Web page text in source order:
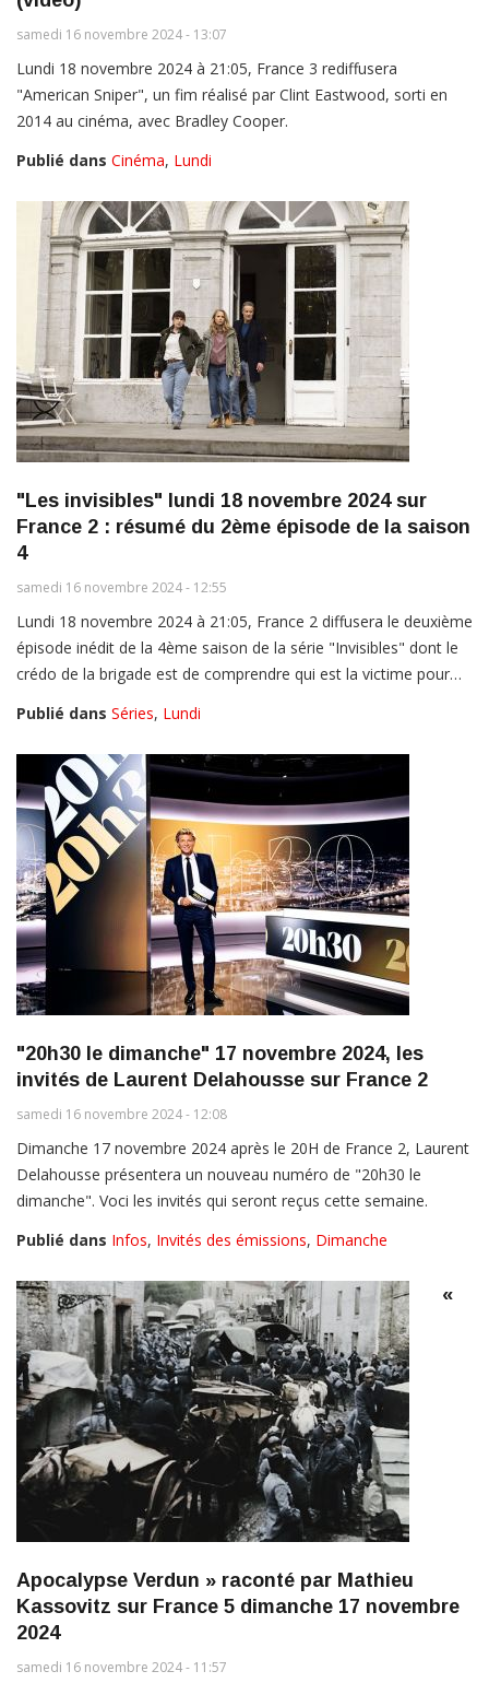
samedi 16 novembre 2024 - 13:07
Lundi 18 novembre 2024 à 21:05, France 3 rediffusera
"American Sniper", un fim réalisé par Clint Eastwood, sorti en
2014 au cinéma, avec Bradley Cooper.
Publié dans Cinéma, Lundi
"Les invisibles" lundi 18 novembre 2024 sur
France 2 : résumé du 2ème épisode de la saison
4
samedi 16 novembre 2024 - 12:55
Lundi 18 novembre 2024 à 21:05, France 2 diffusera le deuxième
épisode inédit de la 4ème saison de la série "Invisibles" dont le
crédo de la brigade est de comprendre qui est la victime pour…
Publié dans Séries, Lundi
"20h30 le dimanche" 17 novembre 2024, les
invités de Laurent Delahousse sur France 2
samedi 16 novembre 2024 - 12:08
Dimanche 17 novembre 2024 après le 20H de France 2, Laurent
Delahousse présentera un nouveau numéro de "20h30 le
dimanche". Voci les invités qui seront reçus cette semaine.
Publié dans Infos, Invités des émissions, Dimanche
«
Apocalypse Verdun » raconté par Mathieu
Kassovitz sur France 5 dimanche 17 novembre
2024
samedi 16 novembre 2024 - 11:57